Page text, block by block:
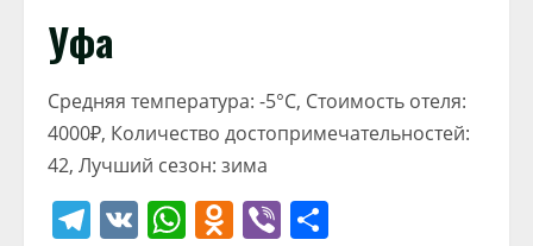
Уфа
Средняя температура: -5°C, Стоимость отеля:
4000₽, Количество достопримечательностей:
42, Лучший сезон: зима
Telegram
VK WhatsApp
Odnoklassniki
Viber